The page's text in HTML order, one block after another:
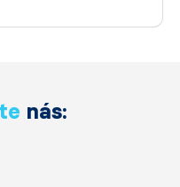
nás: